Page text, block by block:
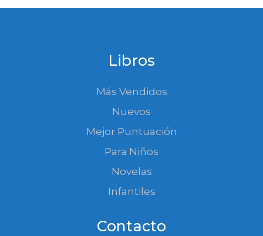
Libros
Más Vendidos
Nuevos
Mejor Puntuación
Para Niños
Novelas
Infantiles
Contacto